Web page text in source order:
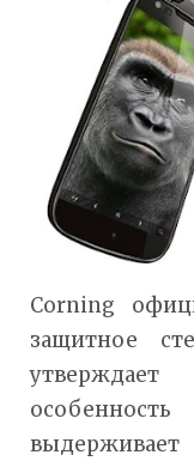
Corning
защитное
утверждает